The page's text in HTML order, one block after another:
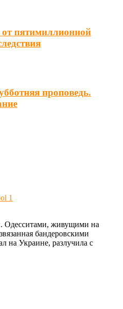
от пятимиллионной
проповедь.
1
Одесситами, живущими на
бандеровскими
на Украине, разлучила с